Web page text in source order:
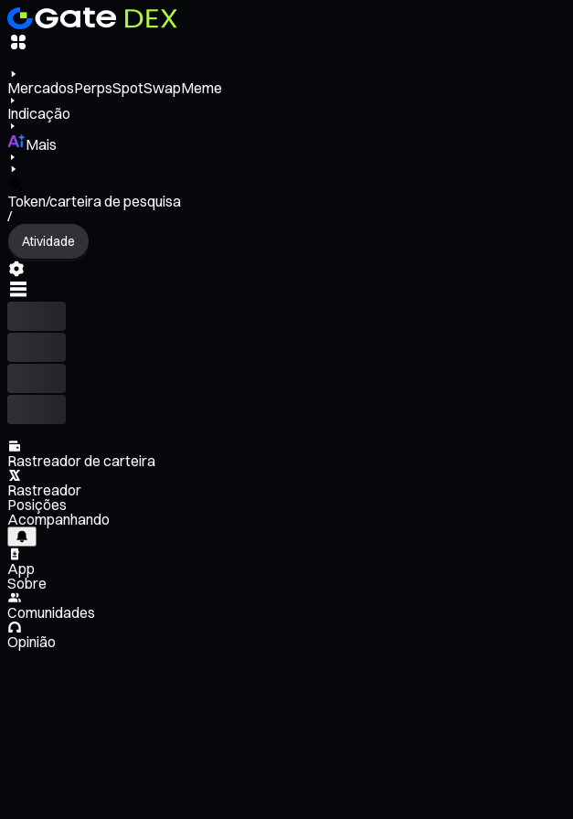
MercadosPerpsSpotSwapMeme
Indicação
Mais
Token/carteira de pesquisa
/
Atividade
Rastreador de carteira
Rastreador
Posições
Acompanhando
App
Sobre
Comunidades
Opinião